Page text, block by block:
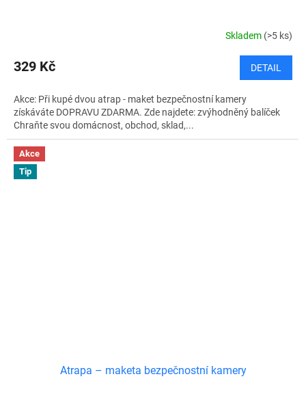
Skladem (>5 ks)
329 Kč DETAIL
Akce: Při kupé dvou atrap - maket bezpečnostní kamery
získáváte DOPRAVU ZDARMA. Zde najdete: zvýhodněný balíček
Chraňte svou domácnost, obchod, sklad,...
Akce
Tip
Atrapa – maketa bezpečnostní kamery